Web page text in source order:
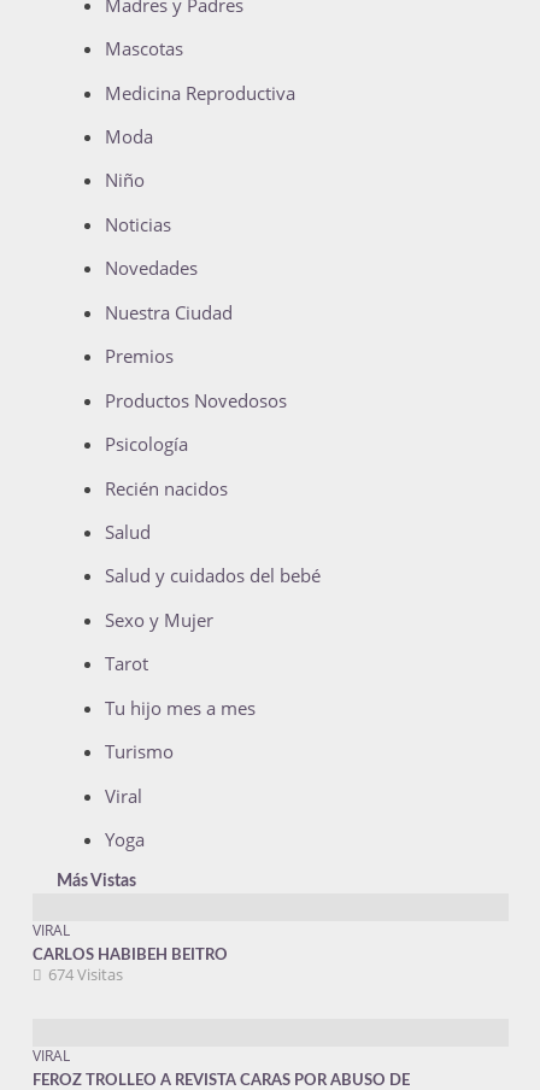
Mascotas
Medicina Reproductiva
Moda
Niño
Noticias
Novedades
Nuestra Ciudad
Premios
Productos Novedosos
Psicología
Recién nacidos
Salud
Salud y cuidados del bebé
Sexo y Mujer
Tarot
Tu hijo mes a mes
Turismo
Viral
Yoga
Más Vistas
VIRAL
CARLOS HABIBEH BEITRO
674 Visitas
VIRAL
FEROZ TROLLEO A REVISTA CARAS POR ABUSO DE